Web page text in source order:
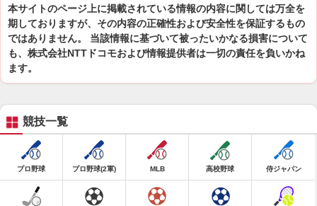
本サイトのページ上に掲載されている情報の内容に関しては万全を
期しておりますが、その内容の正確性および安全性を保証するもの
ではありません。 当該情報に基づいて被ったいかなる損害について
も、株式会社NTTドコモおよび情報提供者は一切の責任を負いかね
ます。
競技一覧
プロ野球 プロ野球(2軍) MLB 高校野球 侍ジャパン